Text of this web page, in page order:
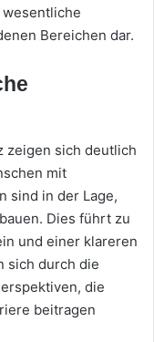
Bereichen dar.
zeigen sich deutlich
mit
sind in der Lage,
Dies führt zu
und einer klareren
sich durch die
die
beitragen